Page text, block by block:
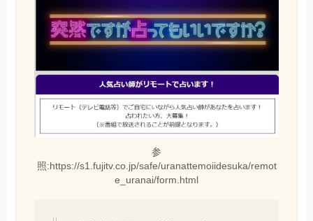
参
照:https://s1.fujitv.co.jp/safe/uranattemoiidesuka/remot
e_uranai/form.html